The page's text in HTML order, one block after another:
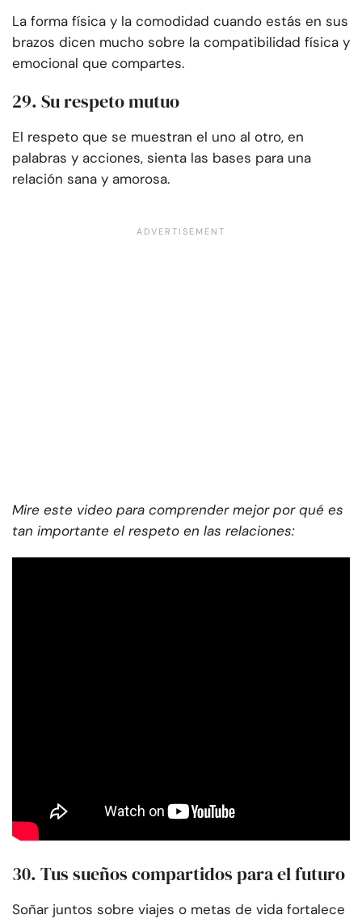
La forma física y la comodidad cuando estás en sus
brazos dicen mucho sobre la compatibilidad física y
emocional que compartes.
29. Su respeto mutuo
El respeto que se muestran el uno al otro, en
palabras y acciones, sienta las bases para una
relación sana y amorosa.
Mire este video para comprender mejor por qué es
tan importante el respeto en las relaciones:
30. Tus sueños compartidos para el futuro
Soñar juntos sobre viajes o metas de vida fortalece